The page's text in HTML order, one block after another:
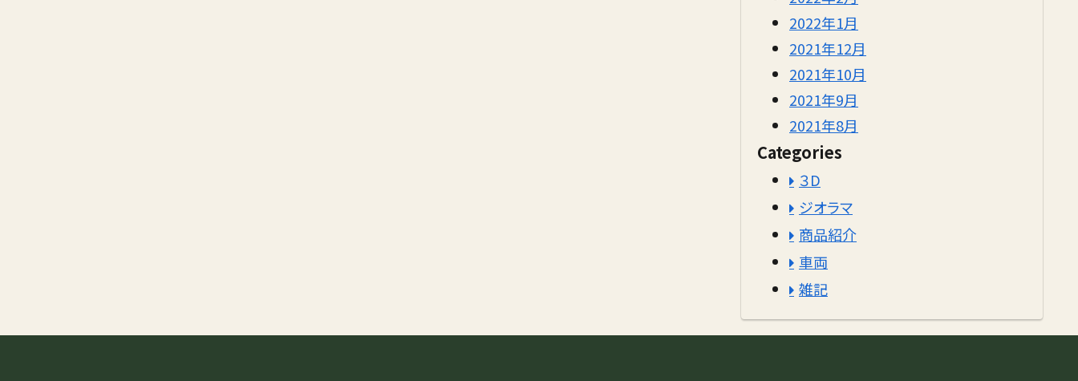
2022年1月
2021年12月
2021年10月
2021年9月
2021年8月
Categories
３D
ジオラマ
商品紹介
車両
雑記